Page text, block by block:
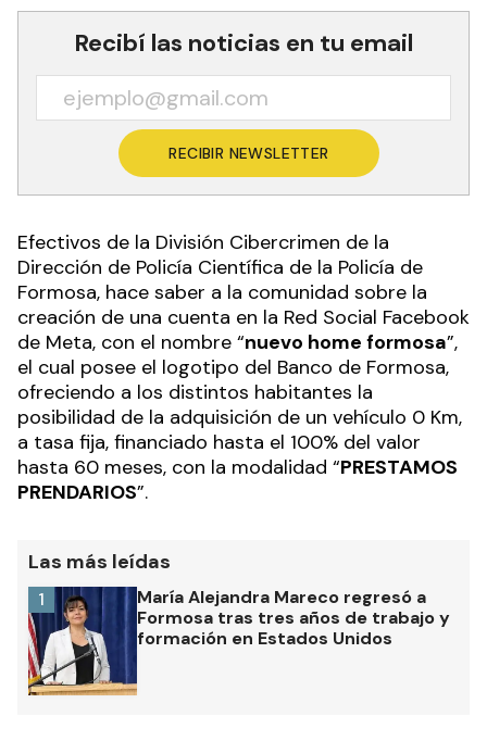
Recibí las noticias en tu email
RECIBIR NEWSLETTER
Efectivos de la División Cibercrimen de la
Dirección de Policía Científica de la Policía de
Formosa, hace saber a la comunidad sobre la
creación de una cuenta en la Red Social Facebook
de Meta, con el nombre “nuevo home formosa”,
el cual posee el logotipo del Banco de Formosa,
ofreciendo a los distintos habitantes la
posibilidad de la adquisición de un vehículo 0 Km,
a tasa fija, financiado hasta el 100% del valor
hasta 60 meses, con la modalidad “PRESTAMOS
PRENDARIOS”.
Las más leídas
María Alejandra Mareco regresó a
Formosa tras tres años de trabajo y
formación en Estados Unidos
1